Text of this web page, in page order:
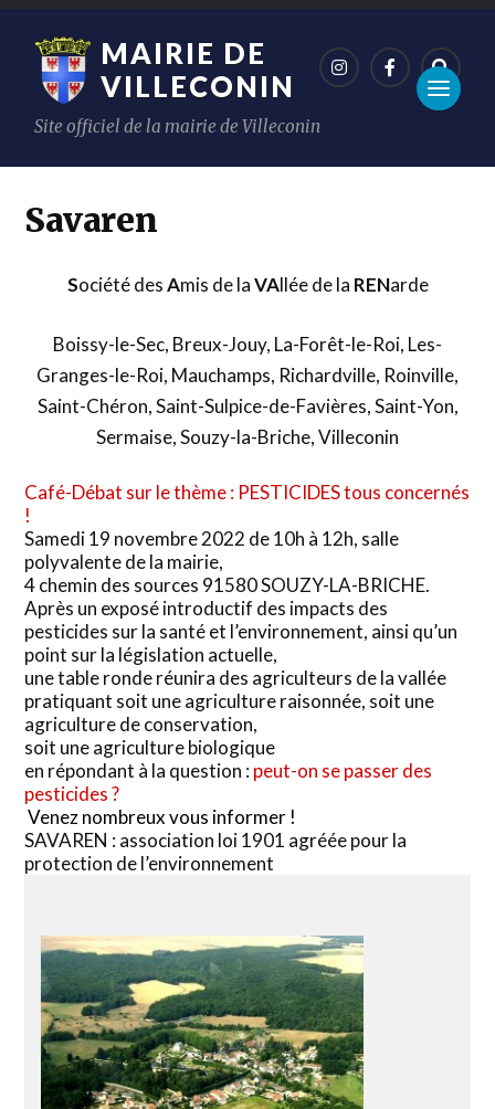
MAIRIE DE
VILLECONIN
Site officiel de la mairie de Villeconin
Savaren
Société desAmis de laVAllée de la RENarde
Boissy-le-Sec, Breux-Jouy, La-Forêt-le-Roi, Les-
Granges-le-Roi, Mauchamps, Richardville, Roinville,
Saint-Chéron, Saint-Sulpice-de-Favières, Saint-Yon,
Sermaise, Souzy-la-Briche, Villeconin
Café-Débat sur le thème : PESTICIDES tous concernés
!
Samedi 19 novembre 2022 de 10h à 12h, salle
polyvalente de la mairie,
4 chemin des sources 91580 SOUZY-LA-BRICHE.
Après un exposé introductif des impacts des
pesticides sur la santé et l’environnement, ainsi qu’un
point sur la législation actuelle,
une table ronde réunira des agriculteurs de la vallée
pratiquant soit une agriculture raisonnée, soit une
agriculture de conservation,
soit une agriculture biologique
en répondant à la question :peut-on se passer des
pesticides ?
Venez nombreux vous informer !
SAVAREN : association loi 1901 agréée pour la
protection de l’environnement